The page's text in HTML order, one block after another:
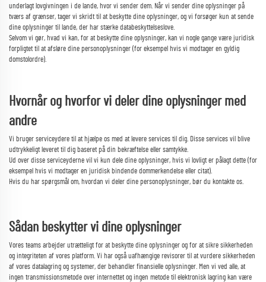
underlagt lovgivningen i de lande, hvor vi sender dem. Når vi sender dine oplysninger på
tværs af grænser, tager vi skridt til at beskytte dine oplysninger, og vi forsøger kun at sende
dine oplysninger til lande, der har stærke databeskyttelseslove.
Selvom vi gør, hvad vi kan, for at beskytte dine oplysninger, kan vi nogle gange være juridisk
forpligtet til at afsløre dine personoplysninger (for eksempel hvis vi modtager en gyldig
domstolordre).
Hvornår og hvorfor vi deler dine oplysninger med
andre
Vi bruger serviceydere til at hjælpe os med at levere services til dig. Disse services vil blive
udtrykkeligt leveret til dig baseret på din bekræftelse eller samtykke.
Ud over disse serviceyderne vil vi kun dele dine oplysninger, hvis vi lovligt er pålagt dette (for
eksempel hvis vi modtager en juridisk bindende dommerkendelse eller citat).
Hvis du har spørgsmål om, hvordan vi deler dine personoplysninger, bør du kontakte os.
Sådan beskytter vi dine oplysninger
Vores teams arbejder utrætteligt for at beskytte dine oplysninger og for at sikre sikkerheden
og integriteten af vores platform. Vi har også uafhængige revisorer til at vurdere sikkerheden
af vores datalagring og systemer, der behandler finansielle oplysninger. Men vi ved alle, at
ingen transmissionsmetode over internettet og ingen metode til elektronisk lagring kan være